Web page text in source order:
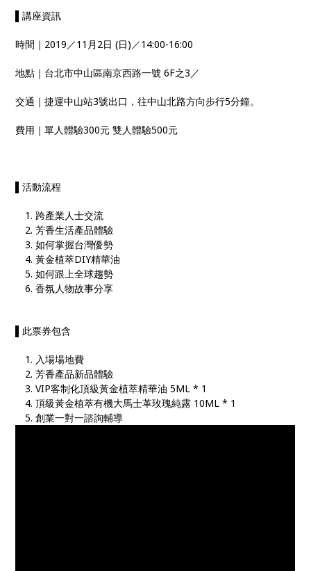
▌講座資訊
時間｜2019／11月2日 (日)／14:00-16:00
地點｜台北市中山區南京西路一號 6F之3／
交通｜捷運中山站3號出口，往中山北路方向步行5分鐘。
費用｜單人體驗300元 雙人體驗500元
▌活動流程
跨產業人士交流
芳香生活產品體驗
如何掌握台灣優勢
黃金植萃DIY精華油
如何跟上全球趨勢
香氛人物故事分享
▌此票券包含
入場場地費
芳香產品新品體驗
VIP客制化頂級黃金植萃精華油 5ML * 1
頂級黃金植萃有機大馬士革玫瑰純露 10ML * 1
創業一對一諮詢輔導